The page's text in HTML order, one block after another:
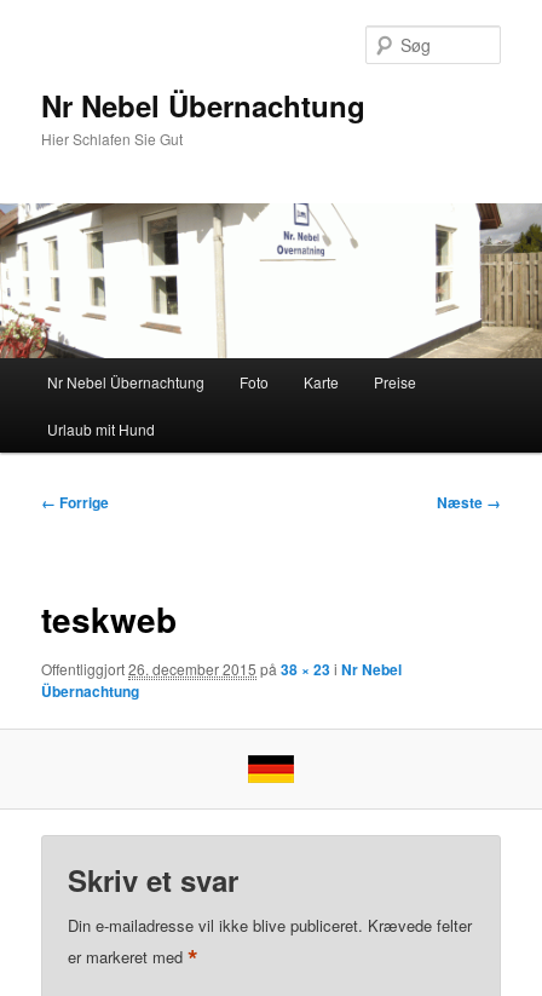
Nr Nebel Übernachtung
Hier Schlafen Sie Gut
Nr Nebel Übernachtung Foto Karte Preise
Urlaub mit Hund
Billednavigation
← Forrige Næste →
teskweb
Offentliggjort26. december 2015 på38 × 23iNr Nebel
Übernachtung
Skriv et svar
Din e-mailadresse vil ikke blive publiceret. Krævede felter
er markeret med*